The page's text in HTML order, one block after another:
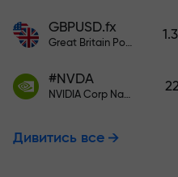
GBPUSD.fx
Great Britain Pound vs US Dollar
#NVDA
NVIDIA Corp Nasdaq Stock Exchange (Nasdaq) USD
Дивитись все